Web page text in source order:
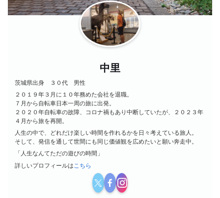
中里
茨城県出身 ３０代 男性
２０１９年３月に１０年務めた会社を退職。
７月から自転車日本一周の旅に出発。
２０２０年自転車の故障、コロナ禍もあり中断していたが、２０２３年
４月から旅を再開。
人生の中で、どれだけ楽しい時間を作れるかを日々考えている旅人。
そして、発信を通して世間にも同じ価値観を広めたいと願い奔走中。
「人生なんてただの遊びの時間」
詳しいプロフィールは こちら